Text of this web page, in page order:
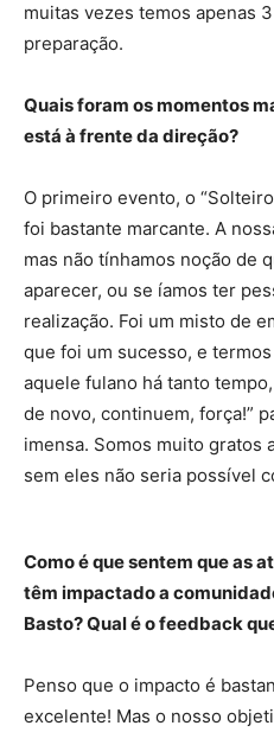
muitas vezes temos apenas
preparação.
Quais foram os momentos
está à frente da direção?
O primeiro evento, o
foi bastante marcante. A
mas não tínhamos noção de
aparecer, ou se íamos ter
realização. Foi um misto de
que foi um sucesso, e
aquele fulano há tanto
de novo, continuem, força!”
imensa. Somos muito gratos
sem eles não seria possível
Como é que sentem que as
têm impactado a
Basto? Qual é o feedback
Penso que o impacto é
excelente! Mas o nosso